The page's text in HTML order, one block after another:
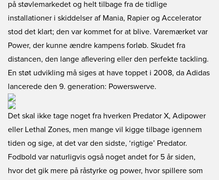
på støvlemarkedet og helt tilbage fra de tidlige
installationer i skiddelser af Mania, Rapier og Accelerator
stod det klart; den var kommet for at blive. Varemærket var
Power, der kunne ændre kampens forløb. Skudet fra
distancen, den lange aflevering eller den perfekte tackling.
En støt udvikling må siges at have toppet i 2008, da Adidas
lancerede den 9. generation: Powerswerve.
Det skal ikke tage noget fra hverken Predator X, Adipower
eller Lethal Zones, men mange vil kigge tilbage igennem
tiden og sige, at det var den sidste, ‘rigtige’ Predator.
Fodbold var naturligvis også noget andet for 5 år siden,
hvor det gik mere på råstyrke og power, hvor spillere som